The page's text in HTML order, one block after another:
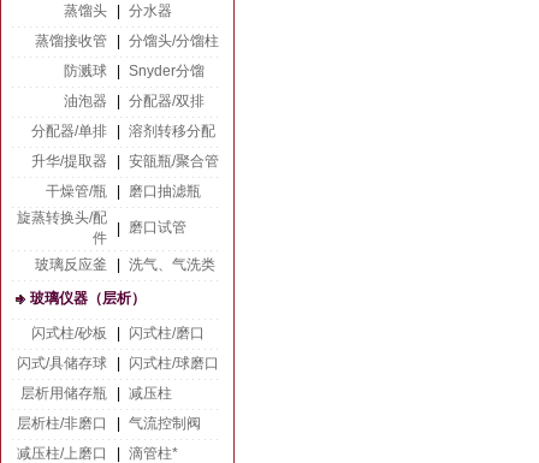
蒸馏头
分水器
蒸馏接收管
分馏头/分馏柱
防溅球
Snyder分馏
油泡器
分配器/双排
分配器/单排
溶剂转移分配
升华/提取器
安瓿瓶/聚合管
干燥管/瓶
磨口抽滤瓶
旋蒸转换头/配
件
磨口试管
玻璃反应釜
洗气、气洗类
玻璃仪器（层析）
闪式柱/砂板
闪式柱/磨口
闪式/具储存球
闪式柱/球磨口
层析用储存瓶
减压柱
层析柱/非磨口
气流控制阀
减压柱/上磨口
滴管柱*